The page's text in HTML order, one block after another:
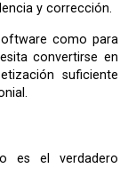
y corrección.
convertirse en
suficiente